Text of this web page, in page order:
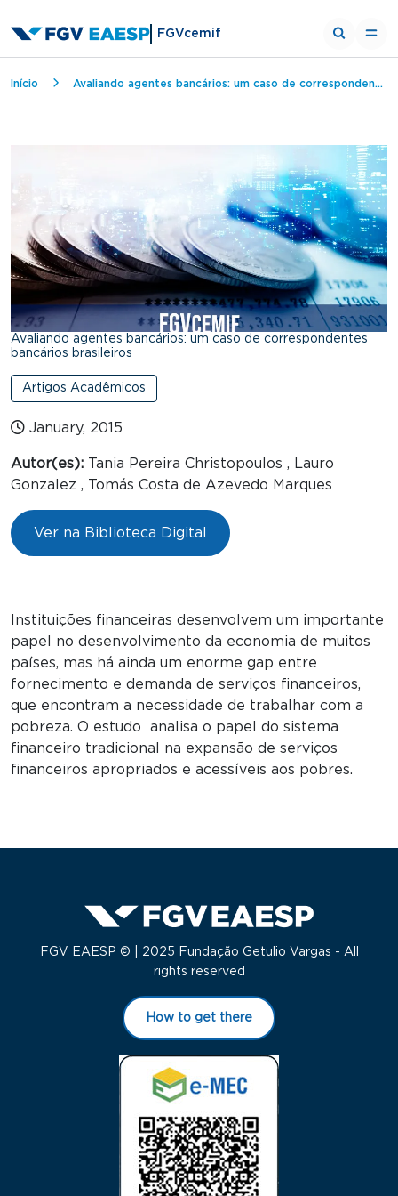
FGVcemif
Breadcrumb
Início Avaliando agentes bancários: um caso de correspondentes bancários brasileiros
Avaliando agentes bancários: um caso de correspondentes
bancários brasileiros
Artigos Acadêmicos
January, 2015
Autor(es): Tania Pereira Christopoulos , Lauro
Gonzalez , Tomás Costa de Azevedo Marques
Ver na Biblioteca Digital
Instituições financeiras desenvolvem um importante
papel no desenvolvimento da economia de muitos
países, mas há ainda um enorme gap entre
fornecimento e demanda de serviços financeiros,
que encontram a necessidade de trabalhar com a
pobreza. O estudo analisa o papel do sistema
financeiro tradicional na expansão de serviços
financeiros apropriados e acessíveis aos pobres.
FGV EAESP © | 2025 Fundação Getulio Vargas - All
rights reserved
How to get there